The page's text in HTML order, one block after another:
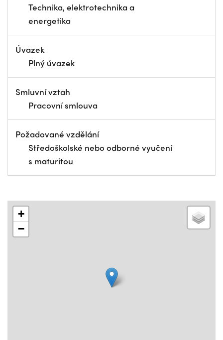
Technika, elektrotechnika a
energetika
Úvazek
Plný úvazek
Smluvní vztah
Pracovní smlouva
Požadované vzdělání
Středoškolské nebo odborné vyučení
s maturitou
+
−